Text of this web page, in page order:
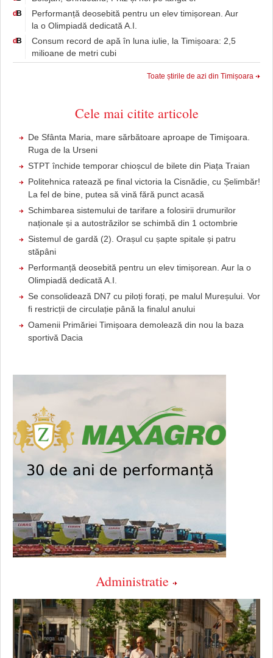
d B
Performanță deosebită pentru un elev timișorean. Aur
la o Olimpiadă dedicată A.I.
d B
Consum record de apă în luna iulie, la Timișoara: 2,5
milioane de metri cubi
Toate știrile de azi din Timișoara
Cele mai citite articole
De Sfânta Maria, mare sărbătoare aproape de Timişoara.
Ruga de la Urseni
STPT închide temporar chioșcul de bilete din Piața Traian
Politehnica ratează pe final victoria la Cisnădie, cu Șelimbăr!
La fel de bine, putea să vină fără punct acasă
Schimbarea sistemului de tarifare a folosirii drumurilor
naționale și a autostrăzilor se schimbă din 1 octombrie
Sistemul de gardă (2). Orașul cu șapte spitale și patru
stăpâni
Performanță deosebită pentru un elev timișorean. Aur la o
Olimpiadă dedicată A.I.
Se consolidează DN7 cu piloți forați, pe malul Mureșului. Vor
fi restricții de circulație până la finalul anului
Oamenii Primăriei Timișoara demolează din nou la baza
sportivă Dacia
Administratie